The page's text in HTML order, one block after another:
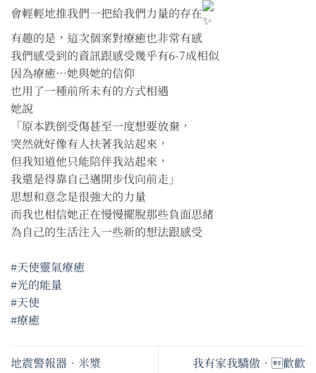
會輕輕地推我們一把給我們力量的存在
有趣的是，這次個案對療癒也非常有感
我們感受到的資訊跟感受幾乎有6-7成相似
因為療癒⋯她與她的信仰
也用了一種前所未有的方式相遇
她說
「原本跌倒受傷甚至一度想要放棄，
突然就好像有人扶著我站起來，
但我知道他只能陪伴我站起來，
我還是得靠自己邁開步伐向前走」
思想和意念是很強大的力量
而我也相信她正在慢慢擺脫那些負面思緒
為自己的生活注入一些新的想法跟感受
#天使靈氣療癒
#光的能量
#天使
#療癒
地震警報器•米漿 我有家我驕傲•歡歡